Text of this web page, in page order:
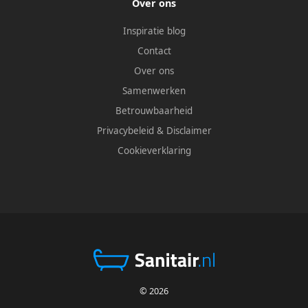
Over ons
Inspiratie blog
Contact
Over ons
Samenwerken
Betrouwbaarheid
Privacybeleid & Disclaimer
Cookieverklaring
© 2026